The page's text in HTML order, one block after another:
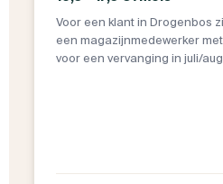
Voor een klant in Drogenbos
een magazijnmedewerker
voor een vervanging in juli/